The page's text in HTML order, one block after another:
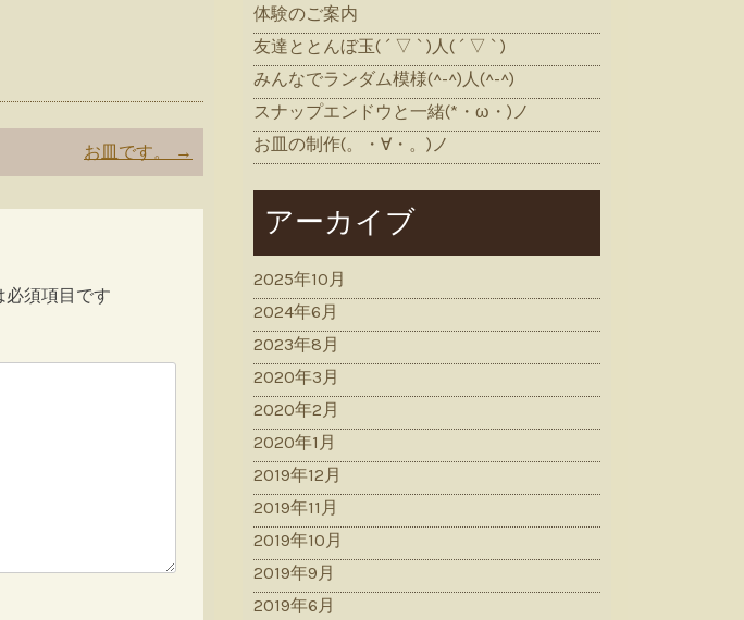
お皿です。 →
必須項目です
体験のご案内
友達ととんぼ玉( ´ ▽ ` )人( ´ ▽ ` )
みんなでランダム模様(^-^)人(^-^)
スナップエンドウと一緒(*・ω・)ノ
お皿の制作(。・∀・。)ノ
アーカイブ
2025年10月
2024年6月
2023年8月
2020年3月
2020年2月
2020年1月
2019年12月
2019年11月
2019年10月
2019年9月
2019年6月